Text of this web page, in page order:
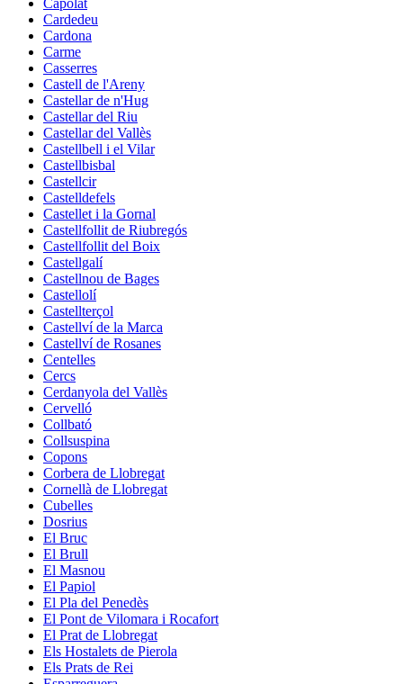
Cardedeu
Cardona
Carme
Casserres
Castell de l'Areny
Castellar de n'Hug
Castellar del Riu
Castellar del Vallès
Castellbell i el Vilar
Castellbisbal
Castellcir
Castelldefels
Castellet i la Gornal
Castellfollit de Riubregós
Castellfollit del Boix
Castellgalí
Castellnou de Bages
Castellolí
Castellterçol
Castellví de la Marca
Castellví de Rosanes
Centelles
Cercs
Cerdanyola del Vallès
Cervelló
Collbató
Collsuspina
Copons
Corbera de Llobregat
Cornellà de Llobregat
Cubelles
Dosrius
El Bruc
El Brull
El Masnou
El Papiol
El Pla del Penedès
El Pont de Vilomara i Rocafort
El Prat de Llobregat
Els Hostalets de Pierola
Els Prats de Rei